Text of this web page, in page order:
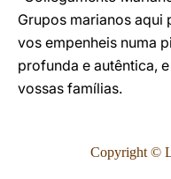
Grupos marianos aqui
vos empenheis numa
profunda e autêntica,
vossas famílias.
Copyright ©